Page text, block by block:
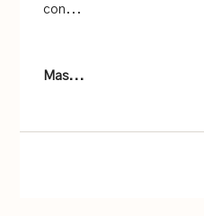
con...
Mas...